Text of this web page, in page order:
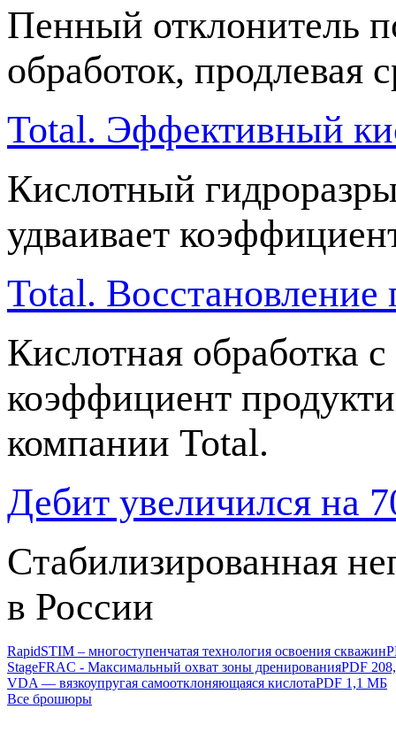
Пенный отклонитель
обработок, продлевая
Total. Эффективный
Кислотный
удваивает
Total.
Кислотная обработка
коэффициент
компании Total.
Дебит увеличился на
Cтабилизированная
в России
RapidSTIM – многоступенчатая технология освоения скважин
StageFRAC - Максимальный охват зоны дренированияPDF
VDA — вязкоупругая самоотклоняющаяся кислотаPDF 1,1 МБ
Все брошюры